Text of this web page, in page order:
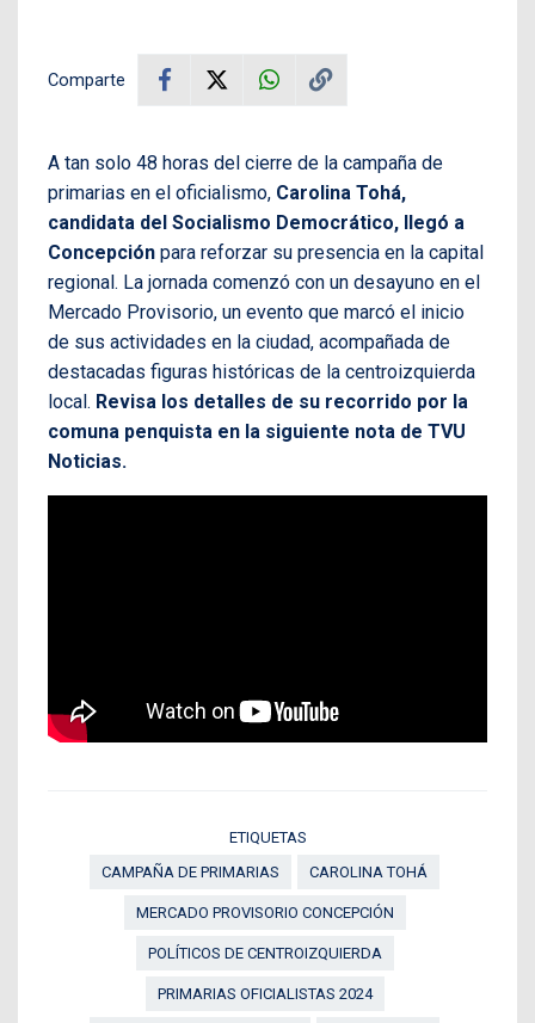
Comparte
A tan solo 48 horas del cierre de la campaña de
primarias en el oficialismo, Carolina Tohá,
candidata del Socialismo Democrático, llegó a
Concepción para reforzar su presencia en la capital
regional. La jornada comenzó con un desayuno en el
Mercado Provisorio, un evento que marcó el inicio
de sus actividades en la ciudad, acompañada de
destacadas figuras históricas de la centroizquierda
local. Revisa los detalles de su recorrido por la
comuna penquista en la siguiente nota de TVU
Noticias.
ETIQUETAS
CAMPAÑA DE PRIMARIAS
CAROLINA TOHÁ
MERCADO PROVISORIO CONCEPCIÓN
POLÍTICOS DE CENTROIZQUIERDA
PRIMARIAS OFICIALISTAS 2024